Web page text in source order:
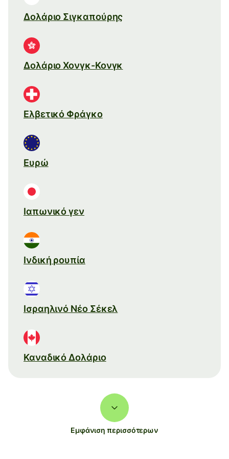
Δολάριο Σιγκαπούρης
Δολάριο Χονγκ-Κονγκ
Ελβετικό Φράγκο
Ευρώ
Ιαπωνικό γεν
Ινδική ρουπία
Ισραηλινό Νέο Σέκελ
Καναδικό Δολάριο
Εμφάνιση περισσότερων